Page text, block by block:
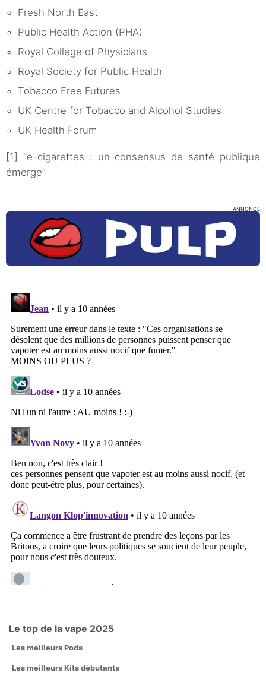
Fresh North East
Public Health Action (PHA)
Royal College of Physicians
Royal Society for Public Health
Tobacco Free Futures
UK Centre for Tobacco and Alcohol Studies
UK Health Forum
[1] “e-cigarettes : un consensus de santé publique
émerge”
ANNONCE
Le top de la vape 2025
Les meilleurs Pods
Les meilleurs Kits débutants